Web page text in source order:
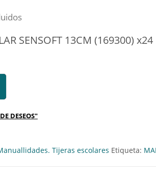
SENSOFT 13CM (169300) x24
13CM (169300) x24 Ref:260192
DESEOS"
Tijeras escolares Etiqueta: